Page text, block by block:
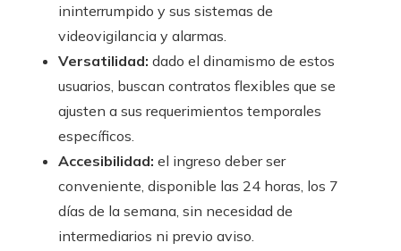
ininterrumpido y sus sistemas de
videovigilancia y alarmas.
Versatilidad: dado el dinamismo de estos
usuarios, buscan contratos flexibles que se
ajusten a sus requerimientos temporales
específicos.
Accesibilidad: el ingreso deber ser
conveniente, disponible las 24 horas, los 7
días de la semana, sin necesidad de
intermediarios ni previo aviso.